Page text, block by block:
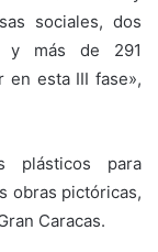
sociales, dos
y más de 291
en esta III fase»,
plásticos para
obras pictóricas,
Caracas.